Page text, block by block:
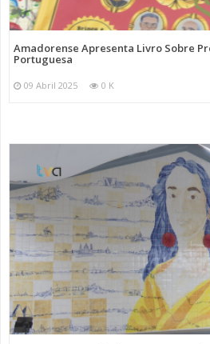
Amadorense Apresenta Livro Sobre
Portuguesa
09 Abril 2025 0 K